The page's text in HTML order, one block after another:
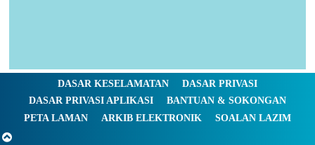
DASAR KESELAMATAN
DASAR PRIVASI
DASAR PRIVASI APLIKASI
BANTUAN & SOKONGAN
PETA LAMAN
ARKIB ELEKTRONIK SOALAN LAZIM